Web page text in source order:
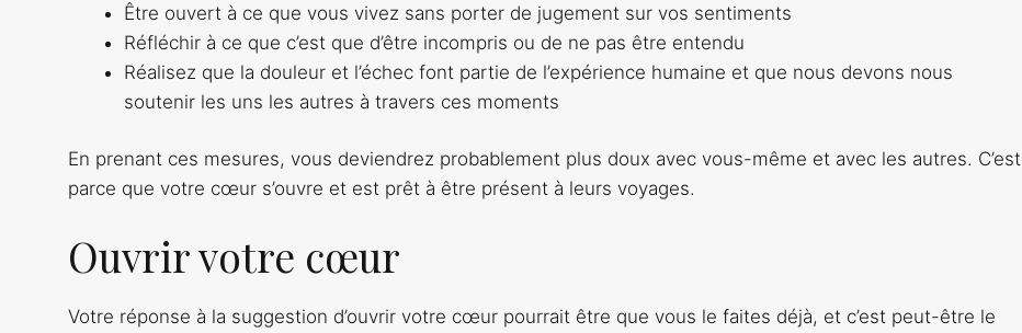
Être ouvert à ce que vous vivez sans porter de jugement sur vos sentiments
Réfléchir à ce que c’est que d’être incompris ou de ne pas être entendu
Réalisez que la douleur et l’échec font partie de l’expérience humaine et que nous devons nous
soutenir les uns les autres à travers ces moments
En prenant ces mesures, vous deviendrez probablement plus doux avec vous-même et avec les autres. C’est
parce que votre cœur s’ouvre et est prêt à être présent à leurs voyages.
Ouvrir votre cœur
Votre réponse à la suggestion d’ouvrir votre cœur pourrait être que vous le faites déjà, et c’est peut-être le